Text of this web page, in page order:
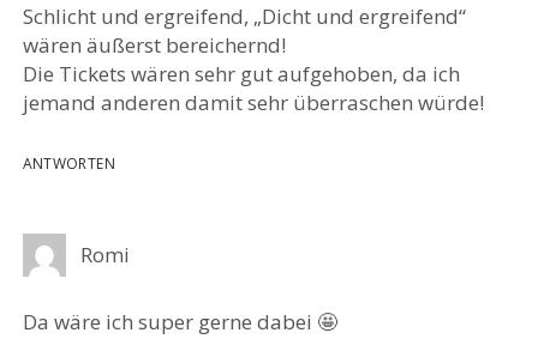
Schlicht und ergreifend, „Dicht und ergreifend“
wären äußerst bereichernd!
Die Tickets wären sehr gut aufgehoben, da ich
jemand anderen damit sehr überraschen würde!
ANTWORTEN
Romi
Da wäre ich super gerne dabei 🤩